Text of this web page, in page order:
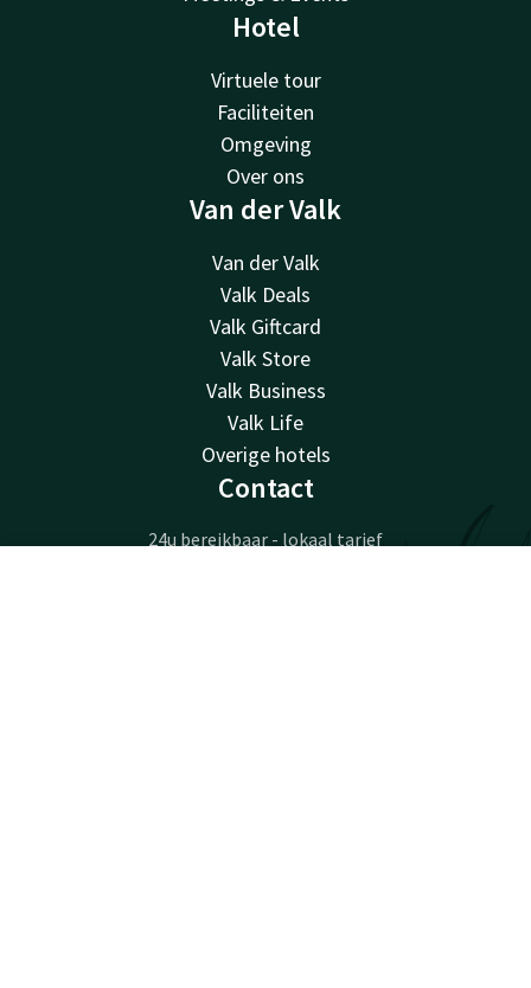
Hotel
Virtuele tour
Faciliteiten
Omgeving
Over ons
Van der Valk
Van der Valk
Valk Deals
Valk Giftcard
Valk Store
Valk Business
Valk Life
Overige hotels
Contact
24u bereikbaar - lokaal tarief